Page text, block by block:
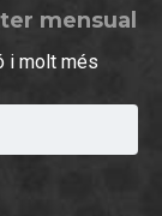
mensual
i molt més